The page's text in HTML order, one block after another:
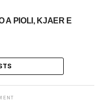
A PIOLI, KJAER E